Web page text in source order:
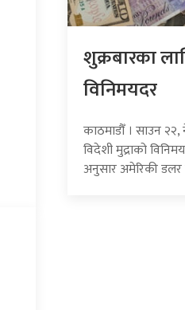
शुक्रबारका
विनिमयदर
काठमाडौँ । साउन २२,
विदेशी मुद्राको
अनुसार अमेरिकी